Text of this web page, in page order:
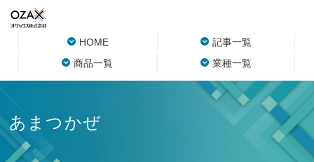
HOME
記事一覧
商品一覧
業種一覧
あまつかぜ